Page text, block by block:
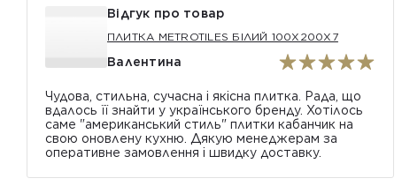
Відгук про товар
ПЛИТКА METROTILES БІЛИЙ 100X200X7
Валентина
Чудова, стильна, сучасна і якісна плитка. Рада, що
вдалось її знайти у українського бренду. Хотілось
саме "американський стиль" плитки кабанчик на
свою оновлену кухню. Дякую менеджерам за
оперативне замовлення і швидку доставку.